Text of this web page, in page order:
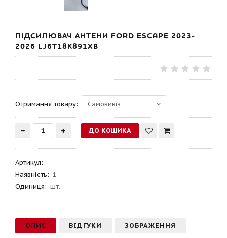
ПІДСИЛЮВАЧ АНТЕНИ FORD ESCAPE 2023-
2026 LJ6T18K891XB
Отримання товару:
Артикул:
Наявність: 1
Одиниця: шт.
ОПИС ВІДГУКИ ЗОБРАЖЕННЯ